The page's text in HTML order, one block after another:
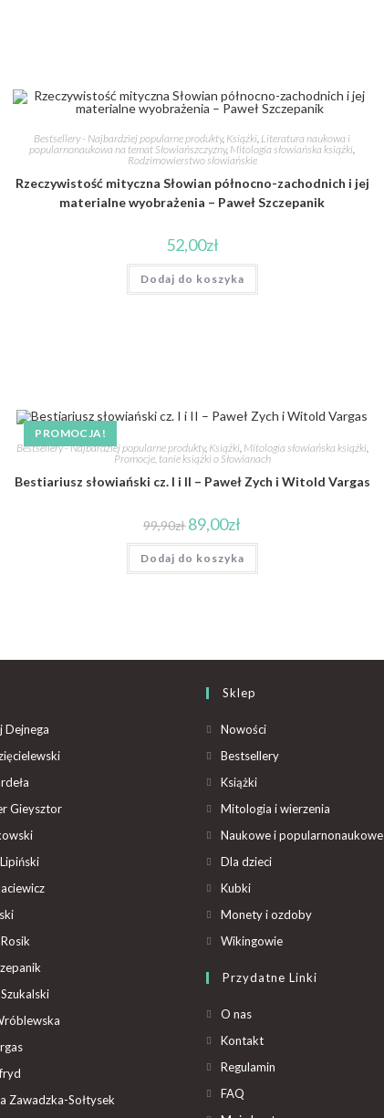
Bestsellery - Najbardziej popularne produkty, Książki Literatura naukowa i
popularnonaukowa na temat Słowiańszczyzny, Mitologia słowiańska książki
Rodzimowierstwo słowiańskie
Rzeczywistość mityczna Słowian północno-zachodnich i jej
materialne wyobrażenia – Paweł Szczepanik
52,00zł
Dodaj do koszyka
PROMOCJA!
Bestsellery - Najbardziej popularne produkty, Książki, Mitologia słowiańska książki,
Promocje, tanie książki o Słowianach
Bestiariusz słowiański cz. I i II – Paweł Zych i Witold Vargas
99,90zł 89,00zł
Dodaj do koszyka
Dejnega
Gieysztor
Zawadzka-Sołtysek
Sklep
Nowości
Bestsellery
Książki
Mitologia i wierzenia
Naukowe i popularnonaukowe
Dla dzieci
Kubki
Monety i ozdoby
Wikingowie
Przydatne Linki
O nas
Kontakt
Regulamin
FAQ